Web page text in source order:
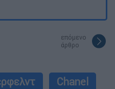
επόμενο
άρθρο
Chanel